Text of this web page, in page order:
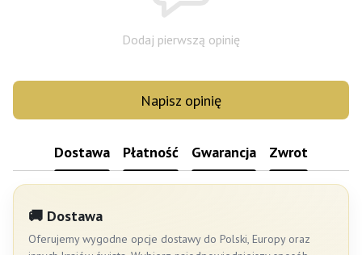
Dodaj pierwszą opinię
Napisz opinię
Dostawa Płatność Gwarancja Zwrot
🚚 Dostawa
Oferujemy wygodne opcje dostawy do Polski, Europy oraz